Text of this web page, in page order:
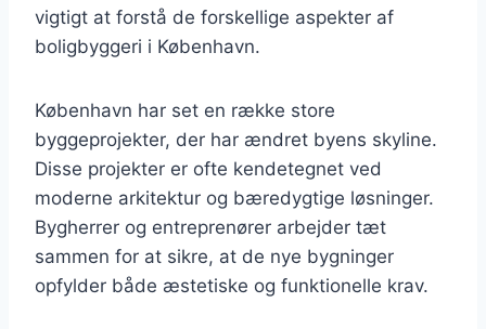
vigtigt at forstå de forskellige aspekter af
boligbyggeri i København.
København har set en række store
byggeprojekter, der har ændret byens skyline.
Disse projekter er ofte kendetegnet ved
moderne arkitektur og bæredygtige løsninger.
Bygherrer og entreprenører arbejder tæt
sammen for at sikre, at de nye bygninger
opfylder både æstetiske og funktionelle krav.